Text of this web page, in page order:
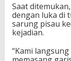
Saat
dengan luka di
sarung pisau
kejadian.
“Kami